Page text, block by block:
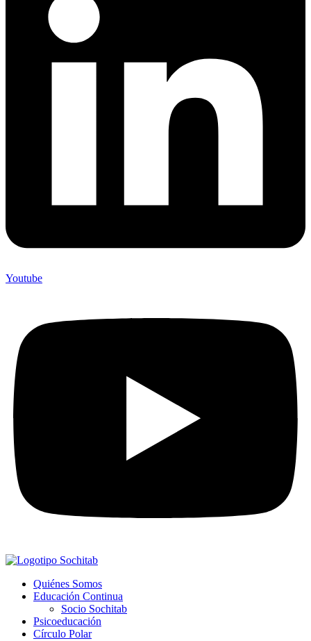
Youtube
Quiénes Somos
Educación Continua
Socio Sochitab
Psicoeducación
Círculo Polar